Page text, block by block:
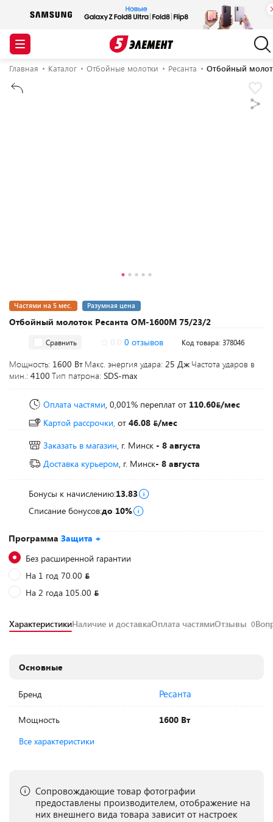
Главная Каталог Отбойные молотки Ресанта Отбойный
Отбойный молоток Ресанта ОМ-1600М 75/23/2
Частями на 5 мес. Разумная цена
Программа Защита +
Без расширенной гарантии
На 1 год 70.00
На 2 года 105.00
Сравнить 0 отзывов Код товара: 378046
Мощность: 1600 Вт Макс. энергия удара: 25 Дж Частота ударов в
мин.: 4100 Тип патрона: SDS-max
Оплата частями, 0,001% переплат от 110.60 /мес
Картой рассрочки, от 46.08
/мес
Заказать в магазин, г. Минск - 8 августа
Доставка курьером, г. Минск- 8 августа
Бонусы к начислению:13.83
Списание бонусов:до 10%
ХарактеристикиНаличие и доставкаОплата частямиОтзывы 0
Основные
Бренд Ресанта
Мощность
1600 Вт
Все характеристики
Сопровождающие товар фотографии
предоставлены производителем, отображение на
них внешнего вида товара зависит от настроек